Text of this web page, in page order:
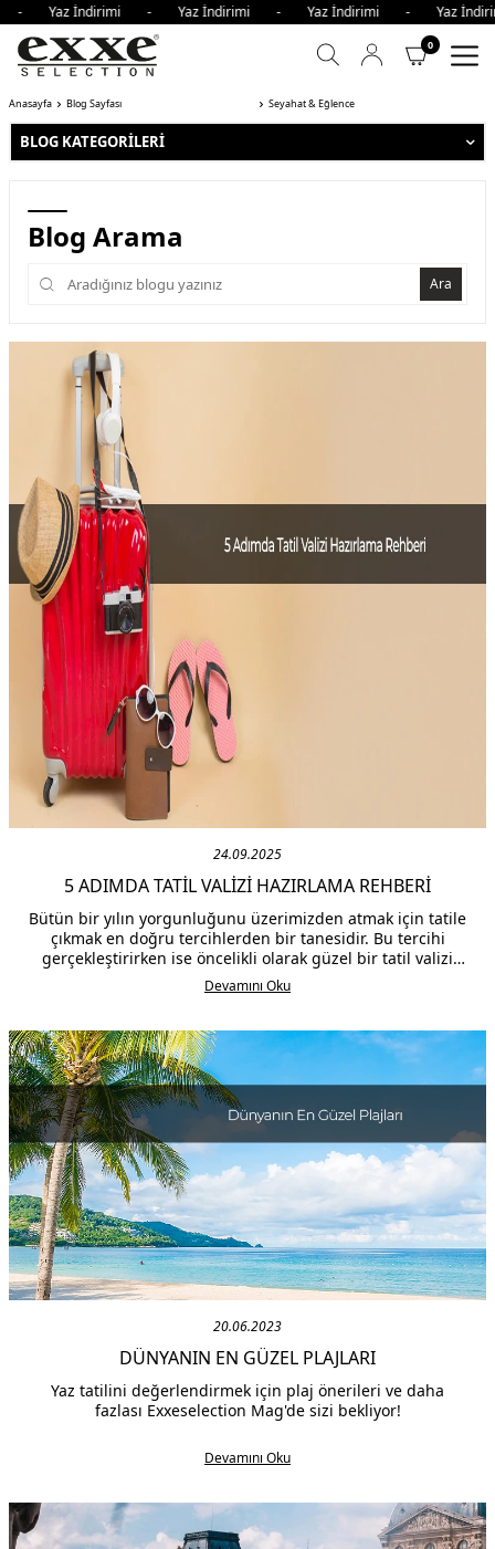
İndirimi - Yaz İndirimi - Yaz İndirimi - Yaz
0
Anasayfa Blog Sayfası Seyahat & Eğlence
BLOG KATEGORILERI
Blog Arama
Ara
24.09.2025
5 ADIMDA TATIL VALIZI HAZIRLAMA REHBERI
Bütün bir yılın yorgunluğunu üzerimizden atmak için tatile
çıkmak en doğru tercihlerden bir tanesidir. Bu tercihi
gerçekleştirirken ise öncelikli olarak güzel bir tatil valizi
listesi yapılmalıdır. Tatilini çok daha sıra dışı ve güzel bir
şekilde geçirmek isteyenler güzel ve şık bir valiz hazırlıyor.
Devamını Oku
20.06.2023
DÜNYANIN EN GÜZEL PLAJLARI
Yaz tatilini değerlendirmek için plaj önerileri ve daha
fazlası Exxeselection Mag'de sizi bekliyor!
Devamını Oku